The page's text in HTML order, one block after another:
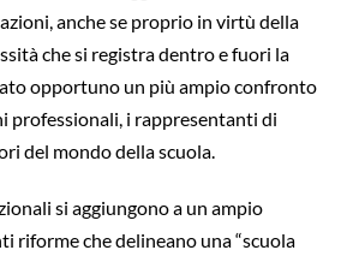
anche se proprio in virtù della
che si registra dentro e fuori la
opportuno un più ampio confronto
professionali, i rappresentanti di
del mondo della scuola.
si aggiungono a un ampio
riforme che delineano una “scuola